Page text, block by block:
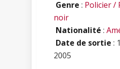
Genre : Policier /
noir
Nationalité :
Date de sortie :
2005